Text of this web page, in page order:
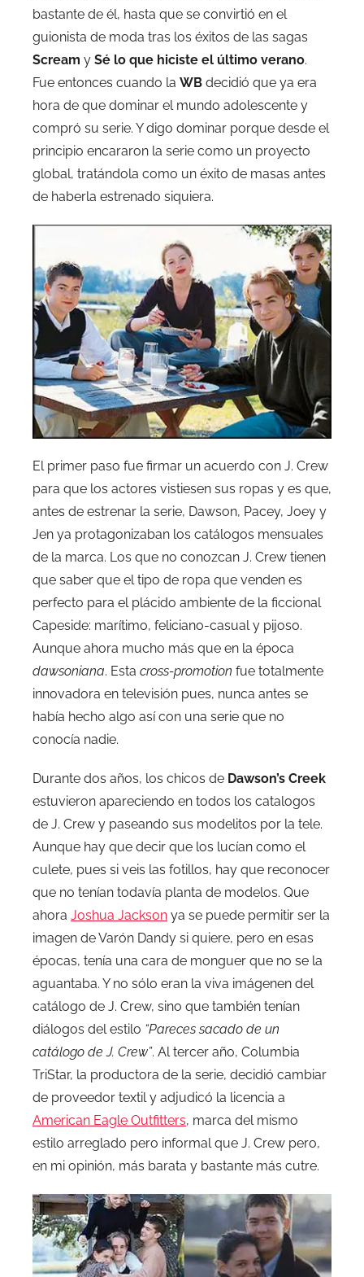
bastante de él, hasta que se convirtió en el
guionista de moda tras los éxitos de las sagas
Scream y Sé lo que hiciste el último verano.
Fue entonces cuando la WB decidió que ya era
hora de que dominar el mundo adolescente y
compró su serie. Y digo dominar porque desde el
principio encararon la serie como un proyecto
global, tratándola como un éxito de masas antes
de haberla estrenado siquiera.
El primer paso fue firmar un acuerdo con J. Crew
para que los actores vistiesen sus ropas y es que,
antes de estrenar la serie, Dawson, Pacey, Joey y
Jen ya protagonizaban los catálogos mensuales
de la marca. Los que no conozcan J. Crew tienen
que saber que el tipo de ropa que venden es
perfecto para el plácido ambiente de la ficcional
Capeside: marítimo, feliciano-casual y pijoso.
Aunque ahora mucho más que en la época
dawsoniana. Esta cross-promotion fue totalmente
innovadora en televisión pues, nunca antes se
había hecho algo así con una serie que no
conocía nadie.
Durante dos años, los chicos de Dawson’s Creek
estuvieron apareciendo en todos los catalogos
de J. Crew y paseando sus modelitos por la tele.
Aunque hay que decir que los lucían como el
culete, pues si veis las fotillos, hay que reconocer
que no tenían todavía planta de modelos. Que
ahora Joshua Jackson ya se puede permitir ser la
imagen de Varón Dandy si quiere, pero en esas
épocas, tenía una cara de monguer que no se la
aguantaba. Y no sólo eran la viva imágenen del
catálogo de J. Crew, sino que también tenían
diálogos del estilo “Pareces sacado de un
catálogo de J. Crew”. Al tercer año, Columbia
TriStar, la productora de la serie, decidió cambiar
de proveedor textil y adjudicó la licencia a
American Eagle Outfitters, marca del mismo
estilo arreglado pero informal que J. Crew pero,
en mi opinión, más barata y bastante más cutre.